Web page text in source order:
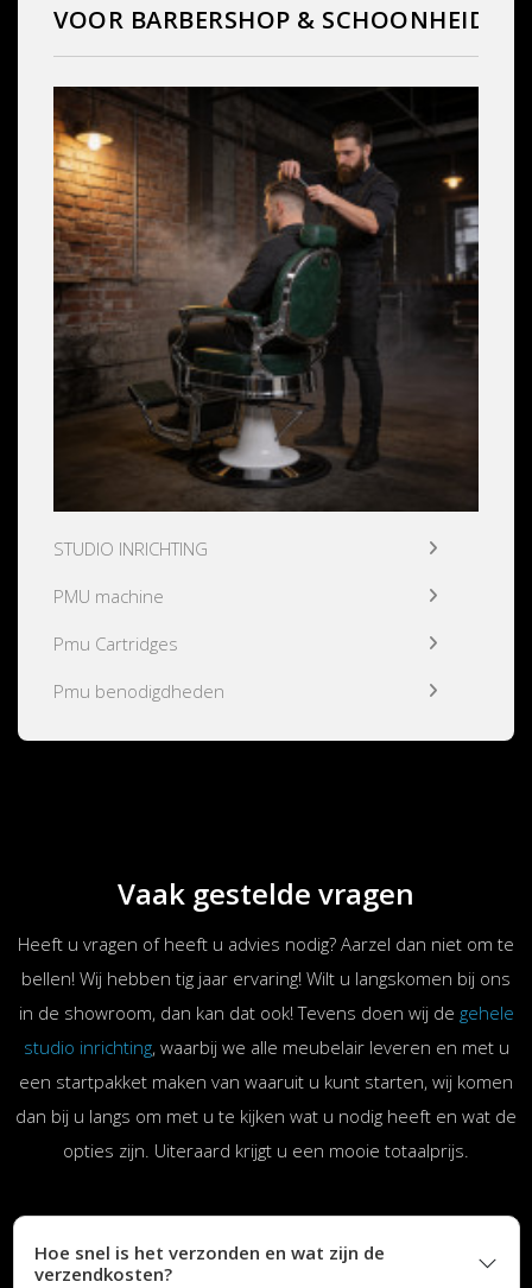
VOOR BARBERSHOP &
STUDIO INRICHTING
PMU machine
Pmu Cartridges
Pmu benodigdheden
Vaak gestelde vragen
Heeft u vragen of heeft u advies nodig? Aarzel dan niet om te
bellen! Wij hebben tig jaar ervaring! Wilt u langskomen bij ons
in de showroom, dan kan dat ook! Tevens doen wij de gehele
studio inrichting, waarbij we alle meubelair leveren en met u
een startpakket maken van waaruit u kunt starten, wij komen
dan bij u langs om met u te kijken wat u nodig heeft en wat de
opties zijn. Uiteraard krijgt u een mooie totaalprijs.
Hoe snel is het verzonden en wat zijn de
verzendkosten?